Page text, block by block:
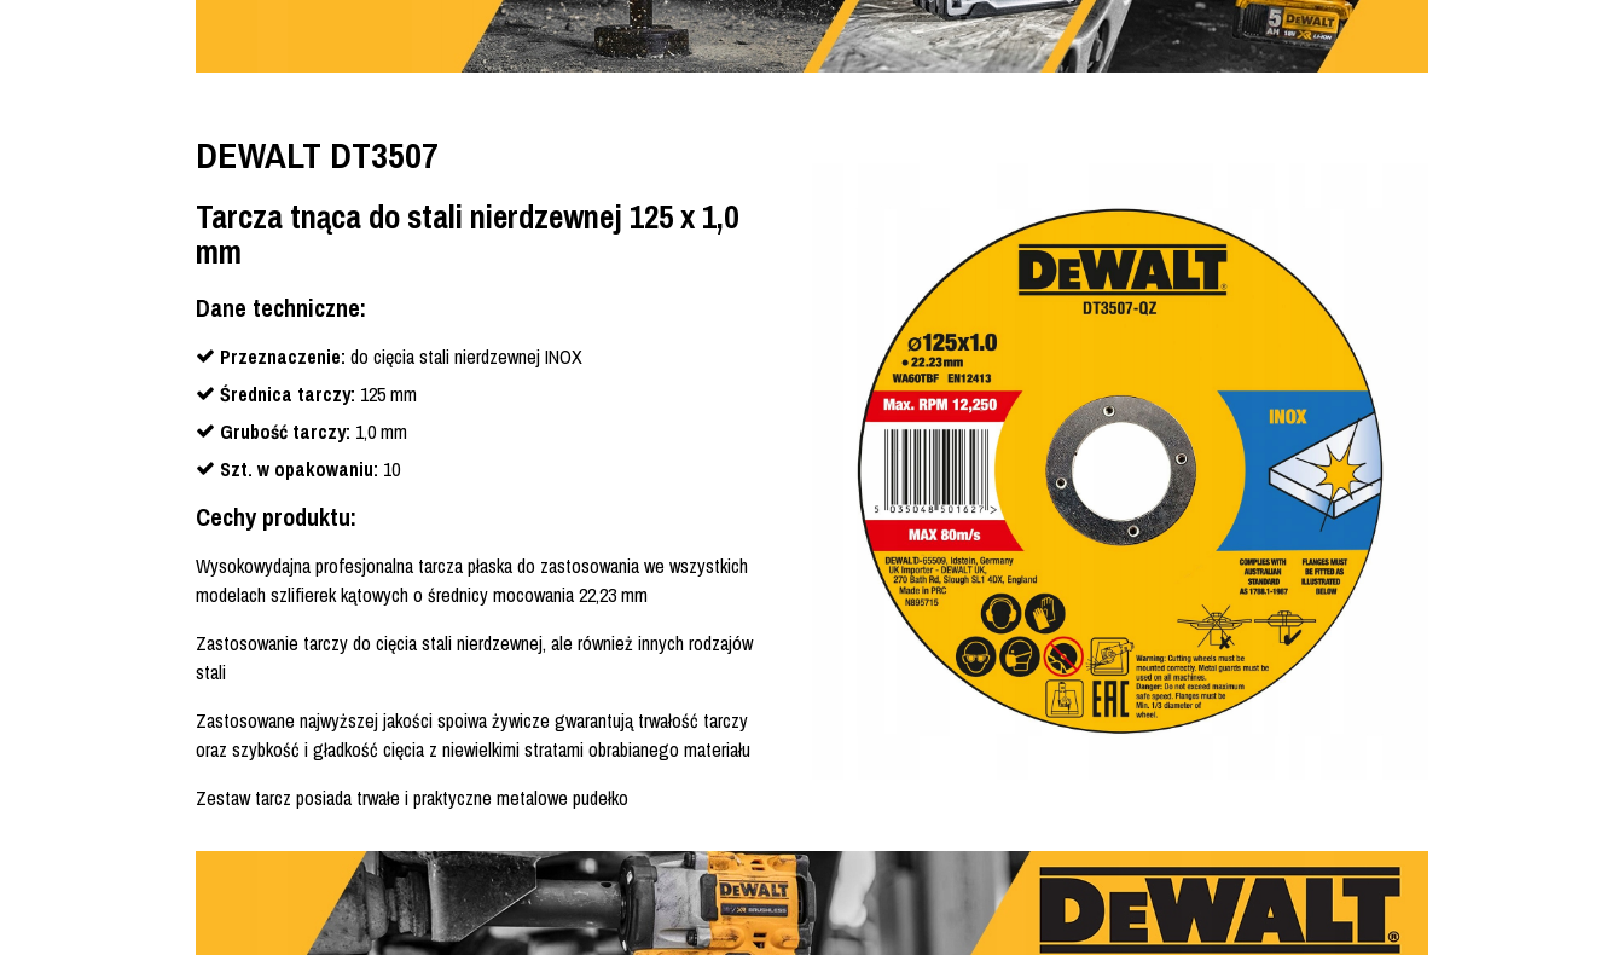
DEWALT DT3507
Tarcza tnąca do stali nierdzewnej 125 x 1,0
mm
Dane techniczne:
Przeznaczenie: do cięcia stali nierdzewnej INOX
Średnica tarczy: 125 mm
Grubość tarczy: 1,0 mm
Szt. w opakowaniu: 10
Cechy produktu:
Wysokowydajna profesjonalna tarcza płaska do zastosowania we wszystkich
modelach szlifierek kątowych o średnicy mocowania 22,23 mm
Zastosowanie tarczy do cięcia stali nierdzewnej, ale również innych rodzajów
stali
Zastosowane najwyższej jakości spoiwa żywicze gwarantują trwałość tarczy
oraz szybkość i gładkość cięcia z niewielkimi stratami obrabianego materiału
Zestaw tarcz posiada trwałe i praktyczne metalowe pudełko